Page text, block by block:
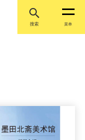
搜索 菜单